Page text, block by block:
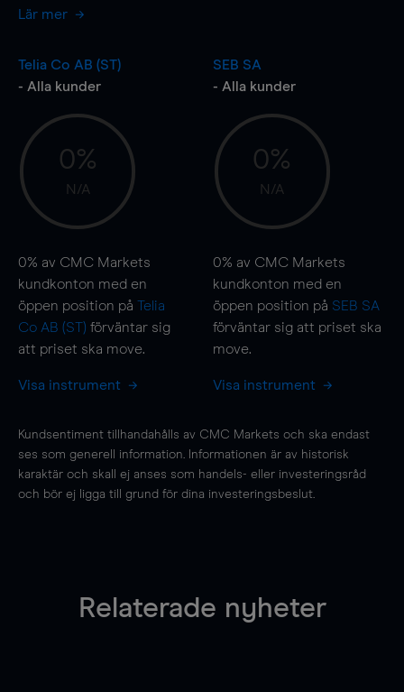
Lär mer
Telia Co AB (ST)
- Alla kunder
0%
N/A
0% av CMC Markets
kundkonton med en
öppen position på Telia
Co AB (ST) förväntar sig
att priset ska move.
Visa instrument
SEB SA
- Alla kunder
0%
N/A
0% av CMC Markets
kundkonton med en
öppen position på SEB SA
förväntar sig att priset ska
move.
Visa instrument
Kundsentiment tillhandahålls av CMC Markets och ska endast
ses som generell information. Informationen är av historisk
karaktär och skall ej anses som handels- eller investeringsråd
och bör ej ligga till grund för dina investeringsbeslut.
Relaterade nyheter